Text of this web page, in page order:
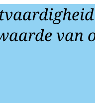
van